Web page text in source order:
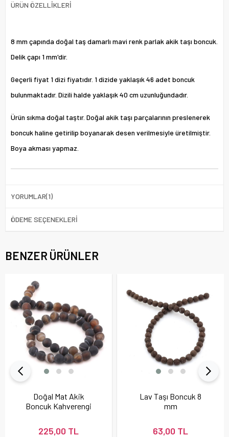
ÜRÜN ÖZELLIKLERI
8 mm çapında doğal taş damarlı mavi renk parlak akik taşı boncuk.
Delik çapı 1 mm'dir.
Geçerli fiyat 1 dizi fiyatıdır. 1 dizide yaklaşık 46 adet boncuk
bulunmaktadır. Dizili halde yaklaşık 40 cm uzunluğundadır.
Ürün sıkma doğal taştır. Doğal akik taşı parçalarının preslenerek
boncuk haline getirilip boyanarak desen verilmesiyle üretilmiştir.
Boya akması yapmaz.
YORUMLAR(1)
ÖDEME SEÇENEKLERI
BENZER ÜRÜNLER
Doğal Mat Akik
Boncuk Kahverengi
225,00 TL
Lav Taşı Boncuk 8
mm
63,00 TL